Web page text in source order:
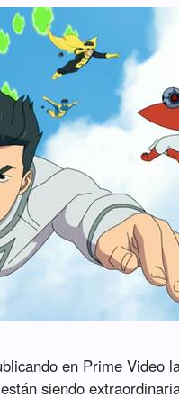
en Prime Video
siendo